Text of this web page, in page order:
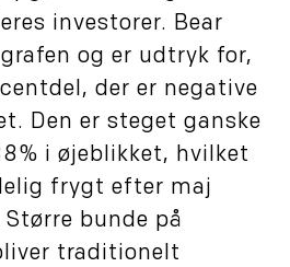
investorer. Bear
og er udtryk for,
der er negative
Den er steget ganske
i øjeblikket, hvilket
frygt efter maj
bunde på
traditionelt